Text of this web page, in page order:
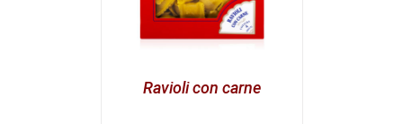
Ravioli con carne